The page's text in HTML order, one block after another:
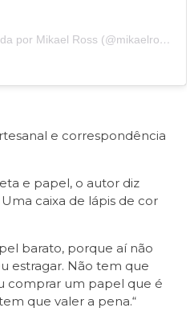
Uma publicação compartilhada por Mikael Ross (@mikaelross_comics)
e correspondência
e papel, o autor diz
caixa de lápis de cor
barato, porque aí não
estragar. Não tem que
comprar um papel que é
que valer a pena.“